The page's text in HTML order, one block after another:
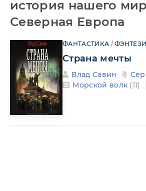
история нашего
Северная Европа
ФАНТАСТИКА /ФЭНТЕЗИ
Страна мечты
Влад Савин
Морской волк (11)